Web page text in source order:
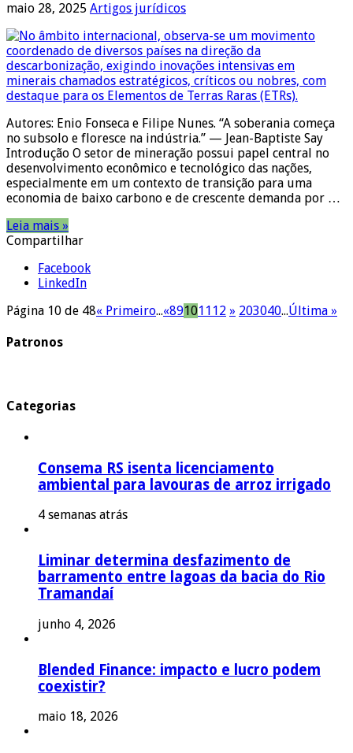
maio 28, 2025 Artigos jurídicos
Autores: Enio Fonseca e Filipe Nunes. “A soberania começa
no subsolo e floresce na indústria.” — Jean-Baptiste Say
Introdução O setor de mineração possui papel central no
desenvolvimento econômico e tecnológico das nações,
especialmente em um contexto de transição para uma
economia de baixo carbono e de crescente demanda por …
Leia mais »
Compartilhar
Facebook
LinkedIn
Página 10 de 48« Primeiro...«891011 12 » 203040...Última »
Patronos
Categorias
Consema RS isenta licenciamento
ambiental para lavouras de arroz irrigado
4 semanas atrás
Liminar determina desfazimento de
barramento entre lagoas da bacia do Rio
Tramandaí
junho 4, 2026
Blended Finance: impacto e lucro podem
coexistir?
maio 18, 2026